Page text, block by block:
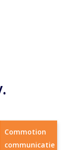
Commotion
communicatie